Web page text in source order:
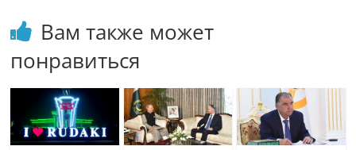
Вам также может
понравиться